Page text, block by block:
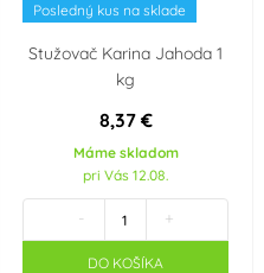
Posledný kus na sklade
Stužovač Karina Jahoda 1
kg
8,37 €
Máme skladom
pri Vás 12.08.
- +
DO KOŠÍKA